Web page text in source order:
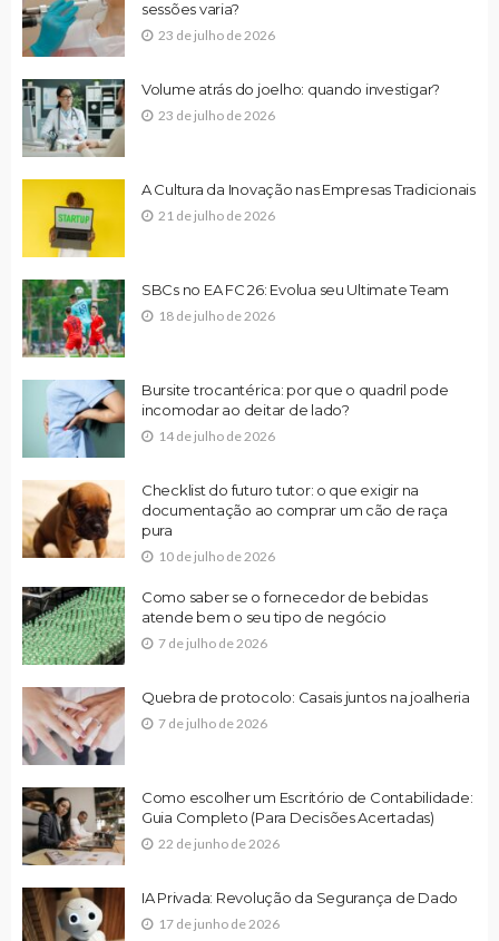
sessões varia?
23 de julho de 2026
Volume atrás do joelho: quando investigar?
23 de julho de 2026
A Cultura da Inovação nas Empresas Tradicionais
21 de julho de 2026
SBCs no EA FC 26: Evolua seu Ultimate Team
18 de julho de 2026
Bursite trocantérica: por que o quadril pode
incomodar ao deitar de lado?
14 de julho de 2026
Checklist do futuro tutor: o que exigir na
documentação ao comprar um cão de raça
pura
10 de julho de 2026
Como saber se o fornecedor de bebidas
atende bem o seu tipo de negócio
7 de julho de 2026
Quebra de protocolo: Casais juntos na joalheria
7 de julho de 2026
Como escolher um Escritório de Contabilidade:
Guia Completo (Para Decisões Acertadas)
22 de junho de 2026
IA Privada: Revolução da Segurança de Dado
17 de junho de 2026